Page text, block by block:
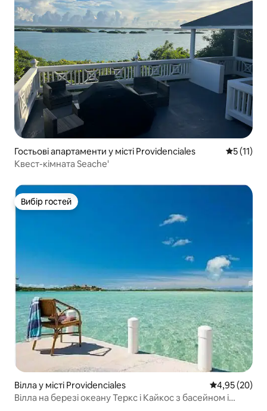
Гостьові апартаменти у місті Providenciales Середня
5 (11)
Квест-кімната Seache'
Вибір гостей
Вибір гостей
Вілла у місті Providenciales Середня
4,95 (20)
Вілла на березі океану Теркс і Кайкос з басейном і